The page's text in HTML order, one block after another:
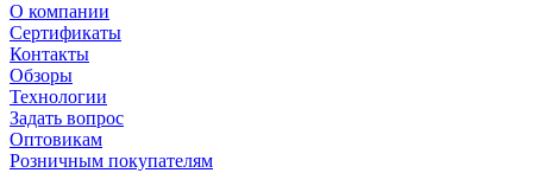
О компании
Сертификаты
Контакты
Обзоры
Технологии
Задать вопрос
Оптовикам
Розничным покупателям